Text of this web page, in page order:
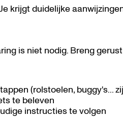
krijgt duidelijke
is niet nodig. Breng
(rolstoelen, buggy's...
te beleven
instructies te volgen